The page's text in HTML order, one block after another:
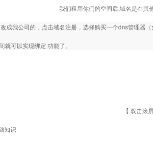
我们租用你们的空间后,域名是在其
成我公司的，点击域名注册，选择购买一个dns管理器（
可以实现绑定 功能了。
【 双击滚
知识